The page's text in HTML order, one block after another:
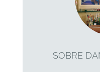
SOBRE